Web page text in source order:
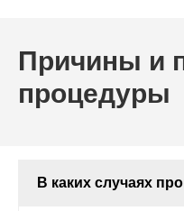
Причины и
процедуры